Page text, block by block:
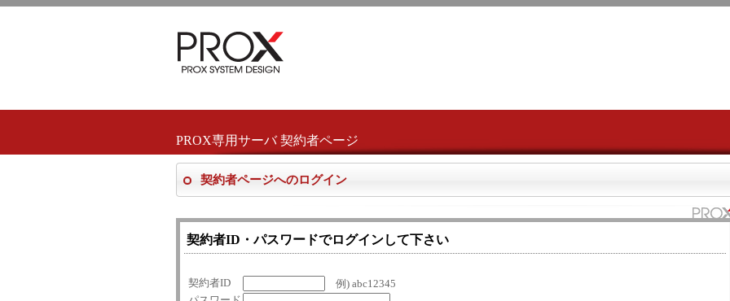
PROX専用サーバ 契約者ページ
契約者ページへのログイン
契約者ID・パスワードでログインして下さい
契約者ID
例) abc12345